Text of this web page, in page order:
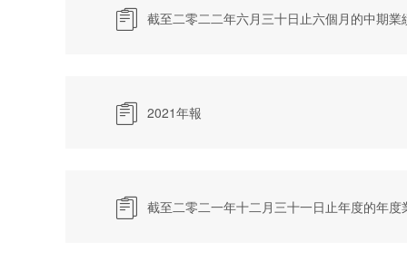
 截至二零二二年六月三十日止六個月的中期業
 2021年報
 截至二零二一年十二月三十一日止年度的年度